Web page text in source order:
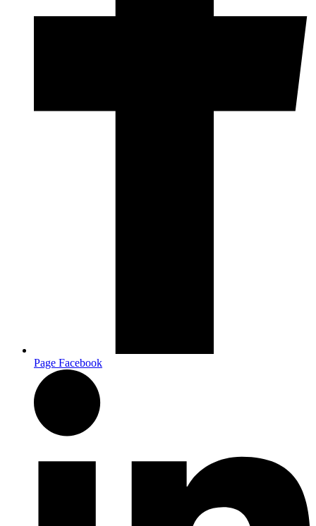
Page Facebook